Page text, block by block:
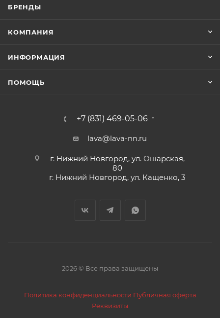
БРЕНДЫ
КОМПАНИЯ
ИНФОРМАЦИЯ
ПОМОЩЬ
+7 (831) 469-05-06
lava@lava-nn.ru
г. Нижний Новгород, ул. Ошарская,
80
г. Нижний Новгород, ул. Кащенко, 3
2026 © Все права защищены
Политика конфиденциальности Публичная оферта
Реквизиты